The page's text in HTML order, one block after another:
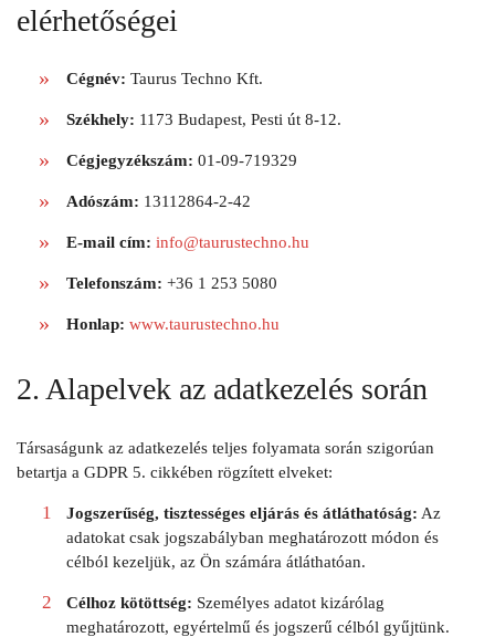
elérhetőségei
Cégnév: Taurus Techno Kft.
Székhely: 1173 Budapest, Pesti út 8-12.
Cégjegyzékszám: 01-09-719329
Adószám: 13112864-2-42
E-mail cím: info@taurustechno.hu
Telefonszám: +36 1 253 5080
Honlap: www.taurustechno.hu
2. Alapelvek az adatkezelés során
Társaságunk az adatkezelés teljes folyamata során szigorúan
betartja a GDPR 5. cikkében rögzített elveket:
Jogszerűség, tisztességes eljárás és átláthatóság: Az
adatokat csak jogszabályban meghatározott módon és
célból kezeljük, az Ön számára átláthatóan.
Célhoz kötöttség: Személyes adatot kizárólag
meghatározott, egyértelmű és jogszerű célból gyűjtünk.